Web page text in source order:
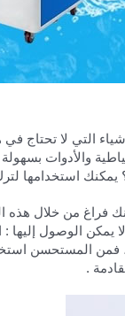
التي لا تحتاج
والأدوات
استخدامها
فراغ من خلال هذه
الوصول إليها :
المستحسن
.